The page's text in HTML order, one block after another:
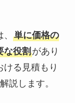
単に価格の
な役割があり
ける見積もり
説します。